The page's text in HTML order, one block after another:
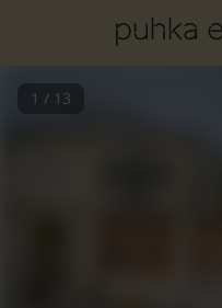
1 / 13